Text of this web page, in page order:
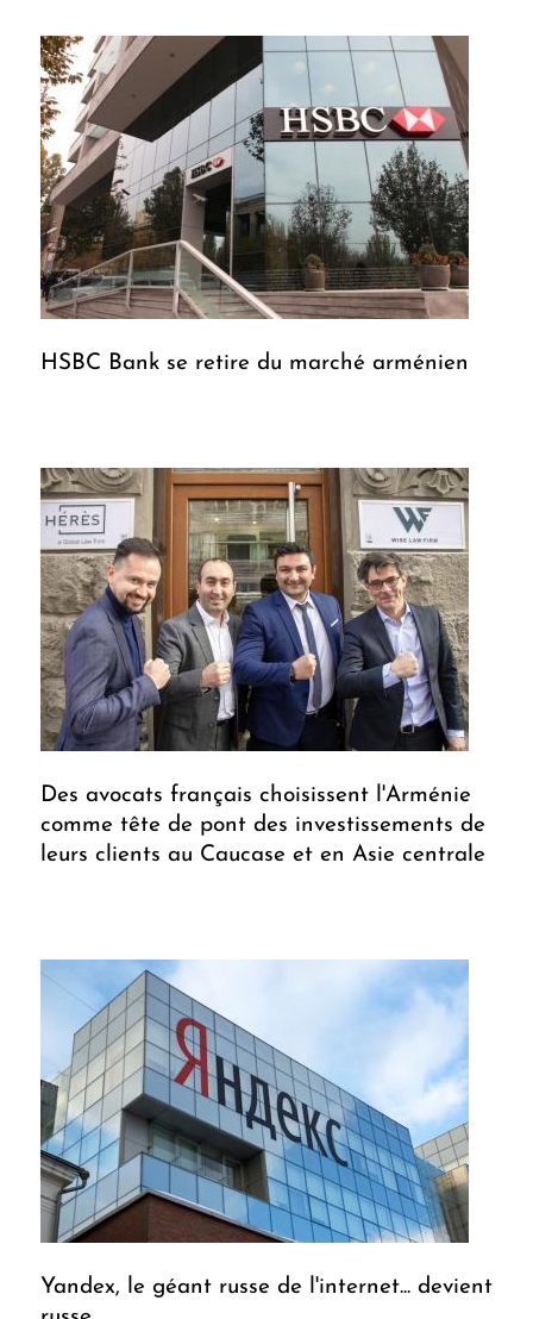
HSBC Bank se retire du marché arménien
Des avocats français choisissent l'Arménie
comme tête de pont des investissements de
leurs clients au Caucase et en Asie centrale
Yandex, le géant russe de l'internet... devient